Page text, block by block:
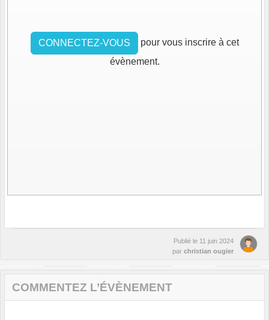
CONNECTEZ-VOUS
pour vous inscrire à cet
évènement.
Publié le 11 juin 2024
par christian ougier
COMMENTEZ L’ÉVÈNEMENT